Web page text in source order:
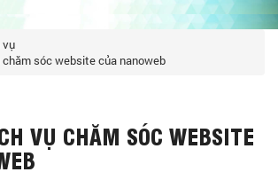
vụ
chăm sóc website của nanoweb
VỤ CHĂM SÓC WEBSITE